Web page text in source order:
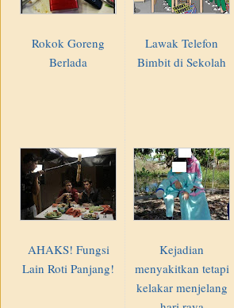
Rokok Goreng
Berlada
Lawak Telefon
Bimbit di Sekolah
AHAKS! Fungsi
Lain Roti Panjang!
Kejadian
menyakitkan tetapi
kelakar menjelang